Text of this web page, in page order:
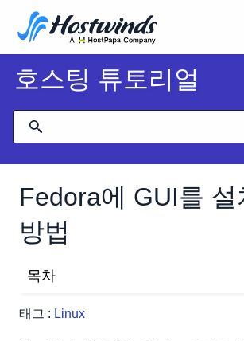
호스팅 튜토리얼
Fedora에 GUI를 설
방법
태그 : Linux
목차